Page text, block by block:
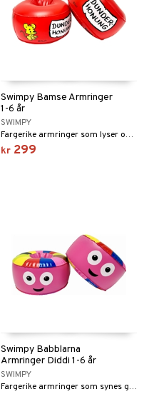
Swimpy Bamse Armringer
1-6 år
SWIMPY
Fargerike armringer som lyser opp på stranden eller i bassenget.
kr 299
Swimpy Babblarna
Armringer Diddi 1-6 år
SWIMPY
Fargerike armringer som synes godt i vannet.